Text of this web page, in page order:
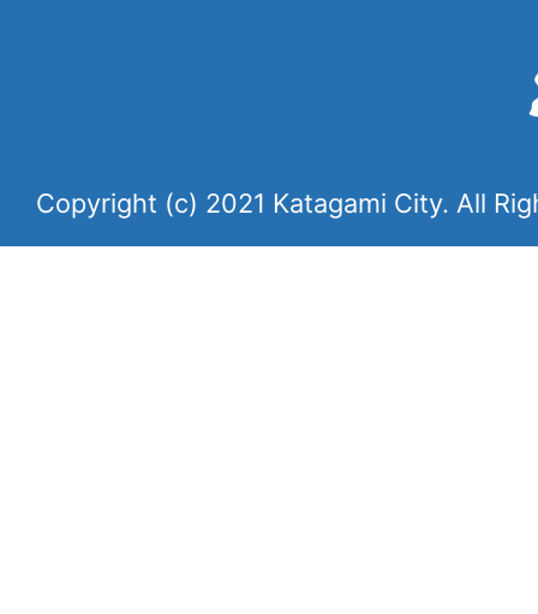
Copyright (c) 2021 Katagami City. All